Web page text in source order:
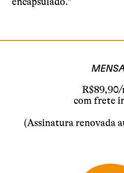
R$89,90/
com frete
(Assinatura renovada